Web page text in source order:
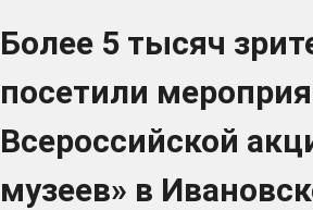
Более 5 тысяч
посетили
Всероссийской
музеев» в